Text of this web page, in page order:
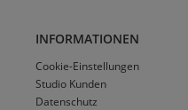
INFORMATIONEN
Cookie-Einstellungen
Studio Kunden
Datenschutz